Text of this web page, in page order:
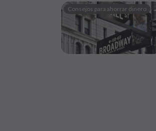
Consejos para ahorrar dinero